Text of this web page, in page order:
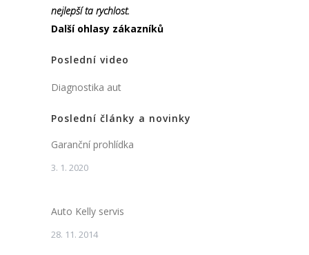
nejlepší ta rychlost.
Další ohlasy zákazníků
Poslední video
Diagnostika aut
Poslední články a novinky
Garanční prohlídka
3. 1. 2020
Auto Kelly servis
28. 11. 2014